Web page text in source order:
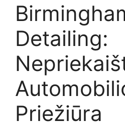
Detailing:
Priežiūra